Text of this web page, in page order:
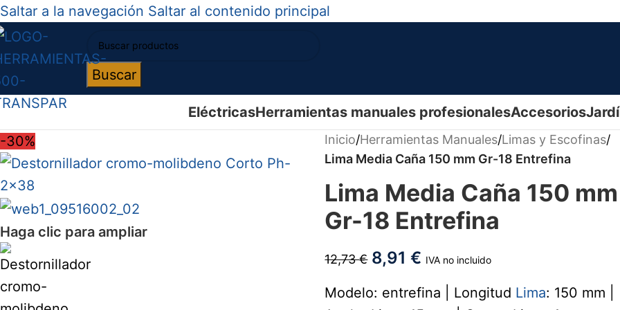
Saltar a la navegación Saltar al contenido principal
Buscar
EléctricasHerramientas manuales profesionalesAccesorios
-30%
Haga clic para ampliar
Inicio/Herramientas Manuales/Limas y Escofinas/
Lima Media Caña 150 mm Gr-18 Entrefina
Lima Media Caña 150 mm
Gr-18 Entrefina
12,73€ 8,91€ IVA no incluido
Modelo: entrefina | Longitud Lima: 150 mm |